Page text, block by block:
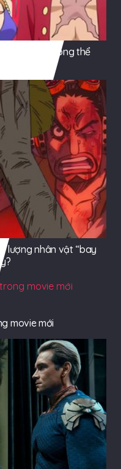
sao Nami không thể
lượng nhân vật “bay
movie mới